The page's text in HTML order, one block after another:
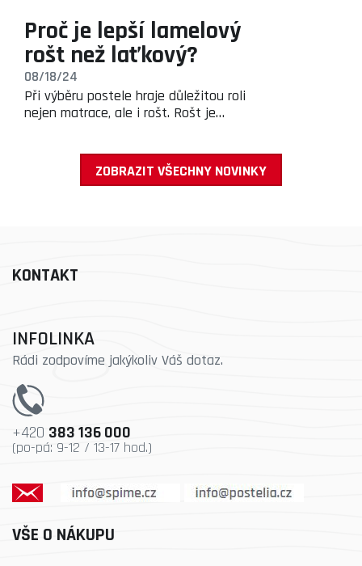
Proč je lepší lamelový
rošt než laťkový?
08/18/24
Při výběru postele hraje důležitou roli
nejen matrace, ale i rošt. Rošt je…
ZOBRAZIT VŠECHNY NOVINKY
KONTAKT
INFOLINKA
Rádi zodpovíme jakýkoliv Váš dotaz.
+420 383 136 000
(po-pá: 9-12 / 13-17 hod.)
VŠE O NÁKUPU